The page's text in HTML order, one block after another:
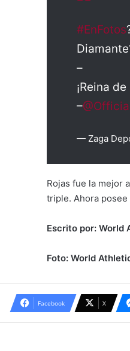
#EnFotos
–
¡Reina
–
— Zaga
Rojas fue la mejor
triple. Ahora
Escrito por: World
Foto: World
Facebook X